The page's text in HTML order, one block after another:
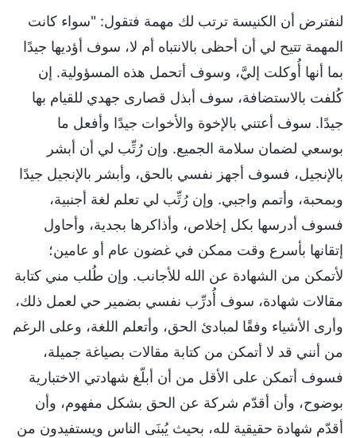
لنفترض أن الكنيسة ترتب لك مهمة فتقول: "سواء كانت
المهمة تتيح لي أن أحظى بالانتباه أم لا، سوف أؤديها جيدًا
بما أنها أُوكلت إليَّ، وسوف أتحمل هذه المسؤولية. إن
كُلفت بالاستضافة، سوف أبذل قصارى جهدي للقيام بها
جيدًا. سوف أعتني بالإخوة والأخوات جيدًا وأفعل ما
بوسعي لضمان سلامة الجميع. وإن رُتِّب لي أن أبشر
بالإنجيل، فسوف أجهز نفسي بالحق، وأبشر بالإنجيل جيدًا
وبمحبة، وأتمم واجبي. وإن رُتِّب لي تعلم لغة أجنبية،
فسوف أدرسها بكل إخلاص، وأذاكرها بجدية، وأحاول
إتقانها بأسرع وقت ممكن في غضون عام أو عامين؛
لأتمكن من الشهادة عن الله للأجانب. وإن طُلب مني كتابة
مقالات شهادة، سوف أُدرِّب نفسي بضمير حي لعمل ذلك،
وأرى الأشياء وفقًا لمبادئ الحق، وأتعلم اللغة، وعلى الرغم
من أنني قد لا أتمكن من كتابة مقالات بصياغة جميلة،
فسوف أتمكن على الأقل من أن أبلّغ شهادتي الاختبارية
بوضوح، وأن أقدّم شركة عن الحق بشكل مفهوم، وأن
أقدّم شهادة حقيقية لله، بحيث يُبنَى الناس ويستفيدون من